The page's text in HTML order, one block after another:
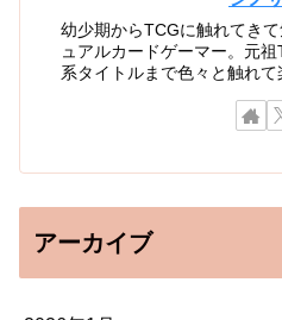
幼少期からTCGに触れてき
ュアルカードゲーマー。元
系タイトルまで色々と触れて
アーカイブ